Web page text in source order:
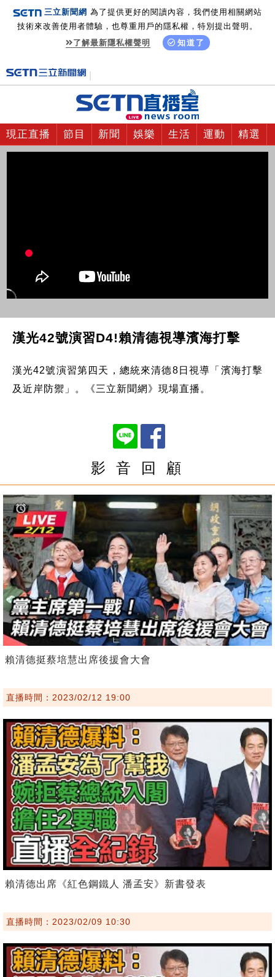
三立新聞網 為了提供更好的閱讀內容，我們使用相關網站
技術來改善使用者體驗，也尊重用戶的隱私權，特別提出聲明。
了解最新隱私權聲明
知道了
現正直播 節目 新聞 娛樂 生活 運動 精選
漢光42號演習D4!賴清德視導濱海打擊
漢光42號演習第四天，總統來清德8日視導「濱海打擊
及近岸防禦」。《三立新聞網》現場直播。
影 音 回 顧
賴清德挺蔡培慧出席後援會大會
直播時間：2023/02/12 19:00
賴清德出席《紅色鋼鐵人 潘孟安》新書發表
直播時間：2023/02/09 10:30